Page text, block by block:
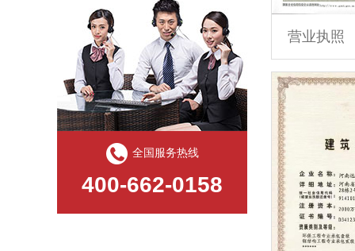
营业执照
全国服务热线
400-662-0158